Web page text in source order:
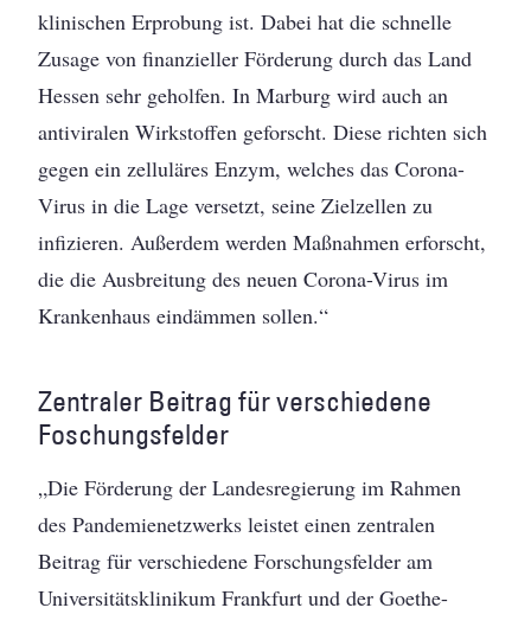
klinischen Erprobung ist. Dabei hat die schnelle
Zusage von finanzieller Förderung durch das Land
Hessen sehr geholfen. In Marburg wird auch an
antiviralen Wirkstoffen geforscht. Diese richten sich
gegen ein zelluläres Enzym, welches das Corona-
Virus in die Lage versetzt, seine Zielzellen zu
infizieren. Außerdem werden Maßnahmen erforscht,
die die Ausbreitung des neuen Corona-Virus im
Krankenhaus eindämmen sollen.“
Zentraler Beitrag für verschiedene
Foschungsfelder
„Die Förderung der Landesregierung im Rahmen
des Pandemienetzwerks leistet einen zentralen
Beitrag für verschiedene Forschungsfelder am
Universitätsklinikum Frankfurt und der Goethe-